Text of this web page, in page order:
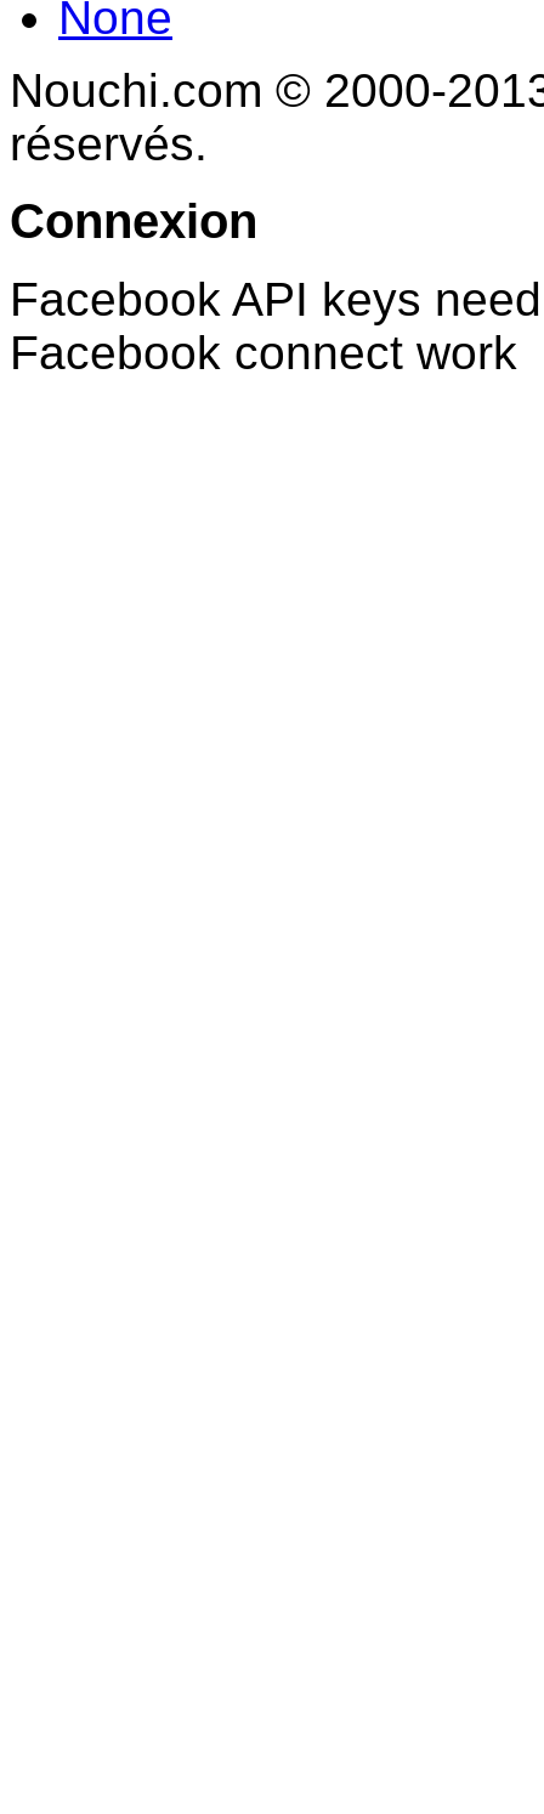
None
Nouchi.com © 2000-
réservés.
Connexion
Facebook API keys
Facebook connect work